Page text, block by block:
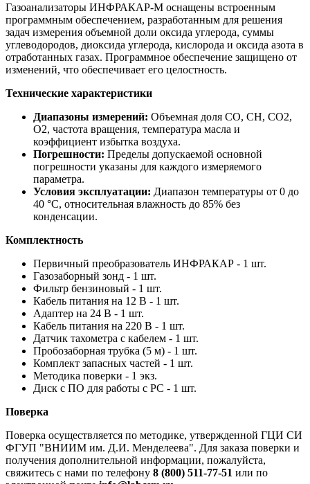
Газоанализаторы ИНФРАКАР-М оснащены встроенным
программным обеспечением, разработанным для решения
задач измерения объемной доли оксида углерода, суммы
углеводородов, диоксида углерода, кислорода и оксида азота в
отработанных газах. Программное обеспечение защищено от
изменений, что обеспечивает его целостность.
Технические характеристики
Диапазоны измерений: Объемная доля СО, СН, СО2,
О2, частота вращения, температура масла и
коэффициент избытка воздуха.
Погрешности: Пределы допускаемой основной
погрешности указаны для каждого измеряемого
параметра.
Условия эксплуатации: Диапазон температуры от 0 до
40 °С, относительная влажность до 85% без
конденсации.
Комплектность
Первичный преобразователь ИНФРАКАР - 1 шт.
Газозаборный зонд - 1 шт.
Фильтр бензиновый - 1 шт.
Кабель питания на 12 В - 1 шт.
Адаптер на 24 В - 1 шт.
Кабель питания на 220 В - 1 шт.
Датчик тахометра с кабелем - 1 шт.
Пробозаборная трубка (5 м) - 1 шт.
Комплект запасных частей - 1 шт.
Методика поверки - 1 экз.
Диск с ПО для работы с PC - 1 шт.
Поверка
Поверка осуществляется по методике, утвержденной ГЦИ СИ
ФГУП "ВНИИМ им. Д.И. Менделеева". Для заказа поверки и
получения дополнительной информации, пожалуйста,
свяжитесь с нами по телефону 8 (800) 511-77-51 или по